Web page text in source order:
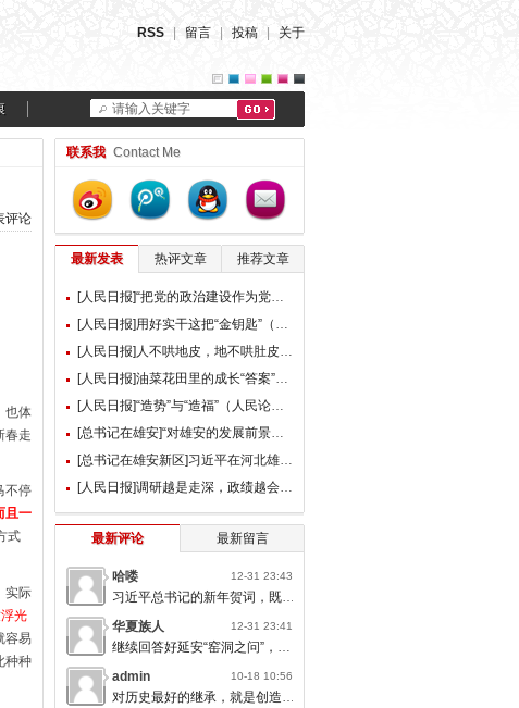
RSS 留言 投稿 关于
请输入关键字
评论
也体
春走
不停
且一
式
实际
浮光
容易
种种
联系我 Contact Me
最新发表 热评文章 推荐文章
最新评论 最新留言
哈喽 12-31 23:43
习近平总书记的新年贺词，既充满温度，又饱含深情，太催人奋进了。
华夏族人
12-31 23:41
继续回答好延安“窑洞之问”，书写无愧于人民的时代答卷。
admin
10-18 10:56
对历史最好的继承，就是创造新的历史；对人类文明最大的礼敬，就是创造人类文明新形态。